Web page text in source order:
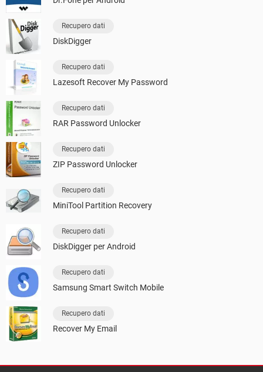
Recupero dati
DiskDigger
Recupero dati
Lazesoft Recover My Password
Recupero dati
RAR Password Unlocker
Recupero dati
ZIP Password Unlocker
Recupero dati
MiniTool Partition Recovery
Recupero dati
DiskDigger per Android
Recupero dati
Samsung Smart Switch Mobile
Recupero dati
Recover My Email